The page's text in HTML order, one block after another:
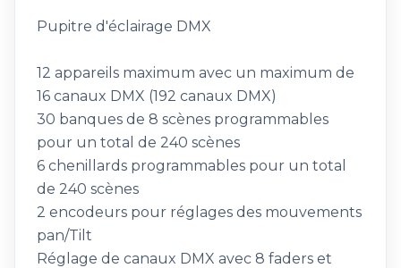
Pupitre d'éclairage DMX
12 appareils maximum avec un maximum de
16 canaux DMX (192 canaux DMX)
30 banques de 8 scènes programmables
pour un total de 240 scènes
6 chenillards programmables pour un total
de 240 scènes
2 encodeurs pour réglages des mouvements
pan/Tilt
Réglage de canaux DMX avec 8 faders et